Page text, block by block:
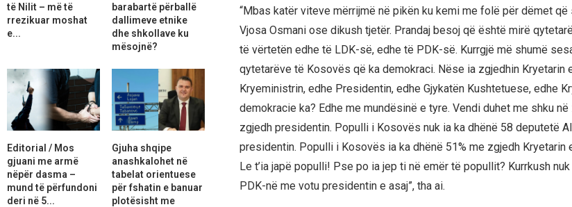
“Mbas katër viteve mërrijmë në pikën ku kemi me folë për dëmet që
Vjosa Osmani ose dikush tjetër. Prandaj besoj që është mirë
të vërtetën edhe të LDK-së, edhe të PDK-së. Kurrgjë më shumë
qytetarëve të Kosovës që ka demokraci. Nëse ia zgjedhin Kryetarin
Kryeministrin, edhe Presidentin, edhe Gjykatën Kushtetuese, edhe
demokracie ka? Edhe me mundësinë e tyre. Vendi duhet me shku
zgjedh presidentin. Populli i Kosovës nuk ia ka dhënë 58 deputetë
presidentin. Populli i Kosovës ia ka dhënë 51% me zgjedh Kryetarin
Le t’ia japë populli! Pse po ia jep ti në emër të popullit? Kurrkush
PDK-në me votu presidentin e asaj”, tha ai.
të Nilit – më të
rrezikuar moshat
e...
barabartë përballë
dallimeve etnike
dhe shkollave ku
mësojnë?
Editorial / Mos
gjuani me armë
nëpër dasma –
mund të përfundoni
deri në 5...
Gjuha shqipe
anashkalohet në
tabelat orientuese
për fshatin e banuar
plotësisht me